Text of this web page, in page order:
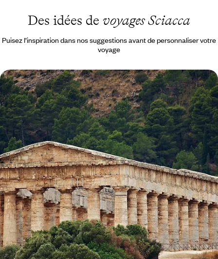
Des idées de voyages Sciacca
Puisez l’inspiration dans nos suggestions avant de personnaliser votre
voyage
De Palerme aux pentes de l'Etna - Le grand tour de
la Sicile
La vieille pierre, les vignes, le volcan, les eaux claires : un périple
complet à travers la Sicile
13 jours, de CHF 2700 à CHF 3700
1
Le GuideSciacca
Conseils pratiques, témoignages et inspirations pour bien préparer son
voyage